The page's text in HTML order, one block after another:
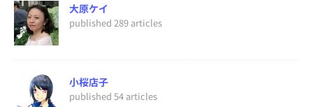
大原ケイ
published 289 articles
小桜店子
published 54 articles